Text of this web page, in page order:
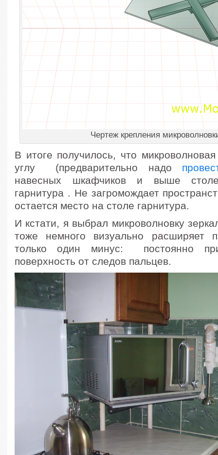
Чертеж крепления
В итоге получилось, что
углу (предварительно надо
навесных шкафчиков и выше
гарнитура . Не загромождает
остается место на столе гарнитура.
И кстати, я выбрал микроволновку
тоже немного визуально расширяет
только один минус: постоянно
поверхность от следов пальцев.